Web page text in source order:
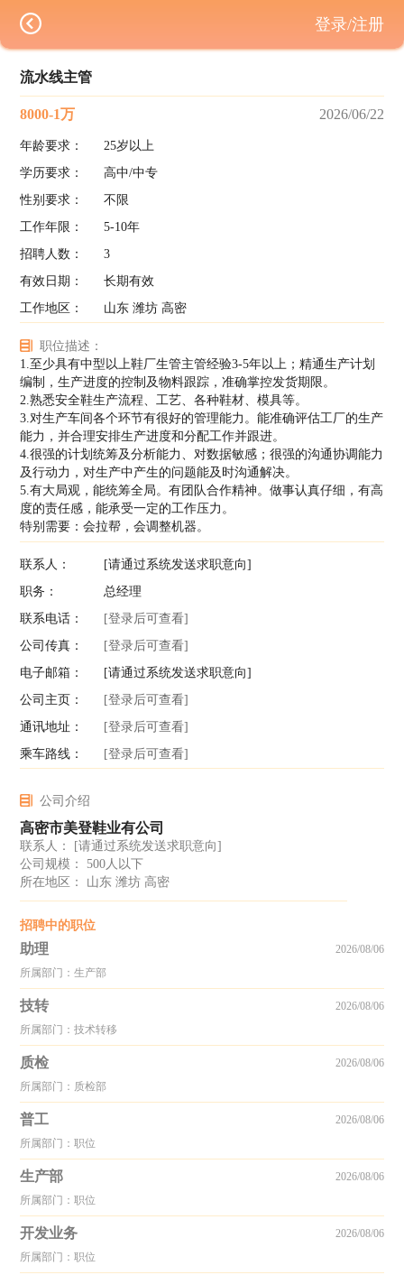
流水线主管
8000-1万 2026/06/22
年龄要求：
25岁以上
学历要求：
高中/中专
性别要求：
不限
工作年限：
5-10年
招聘人数：
3
有效日期：
长期有效
工作地区：
山东 潍坊 高密
职位描述：
1.至少具有中型以上鞋厂生管主管经验3-5年以上；精通生产计划
编制，生产进度的控制及物料跟踪，准确掌控发货期限。
2.熟悉安全鞋生产流程、工艺、各种鞋材、模具等。
3.对生产车间各个环节有很好的管理能力。能准确评估工厂的生产
能力，并合理安排生产进度和分配工作并跟进。
4.很强的计划统筹及分析能力、对数据敏感；很强的沟通协调能力
及行动力，对生产中产生的问题能及时沟通解决。
5.有大局观，能统筹全局。有团队合作精神。做事认真仔细，有高
度的责任感，能承受一定的工作压力。
特别需要：会拉帮，会调整机器。
联系人：
[请通过系统发送求职意向]
职务：
总经理
联系电话：
[登录后可查看]
公司传真：
[登录后可查看]
电子邮箱：
[请通过系统发送求职意向]
公司主页：
[登录后可查看]
通讯地址：
[登录后可查看]
乘车路线：
[登录后可查看]
公司介绍
高密市美登鞋业有公司
联系人：
[请通过系统发送求职意向]
公司规模： 500人以下
所在地区： 山东 潍坊 高密
招聘中的职位
助理
所属部门：生产部
2026/08/06
技转
所属部门：技术转移
2026/08/06
质检
所属部门：质检部
2026/08/06
普工
所属部门：职位
2026/08/06
生产部
所属部门：职位
2026/08/06
开发业务
所属部门：职位
2026/08/06
登录/注册